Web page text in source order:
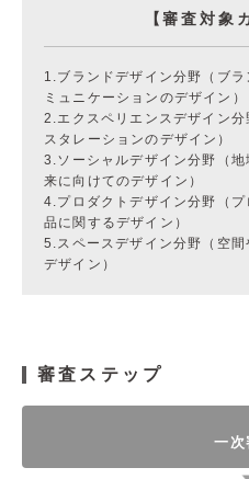
【審査対象
1.ブランドデザイン分野（ブ
ミュニケーションのデザイン）
2.エクスペリエンスデザイン
スタレーションのデザイン）
3.ソーシャルデザイン分野（
来に向けてのデザイン）
4.プロダクトデザイン分野（
品に関するデザイン）
5.スペースデザイン分野（空
デザイン）
審査ステップ
一次